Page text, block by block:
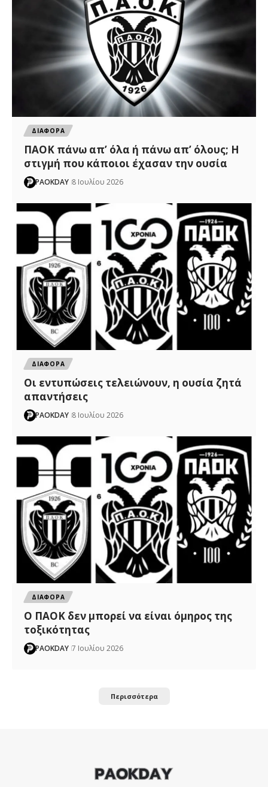
ΔΙΑΦΟΡΑ
ΠΑΟΚ πάνω απ’ όλα ή πάνω απ’ όλους; Η
στιγμή που κάποιοι έχασαν την ουσία
PAOKDAY 8 Ιουλίου 2026
ΔΙΑΦΟΡΑ
Οι εντυπώσεις τελειώνουν, η ουσία ζητά
απαντήσεις
PAOKDAY 8 Ιουλίου 2026
ΔΙΑΦΟΡΑ
Ο ΠΑΟΚ δεν μπορεί να είναι όμηρος της
τοξικότητας
PAOKDAY 7 Ιουλίου 2026
Περισσότερα